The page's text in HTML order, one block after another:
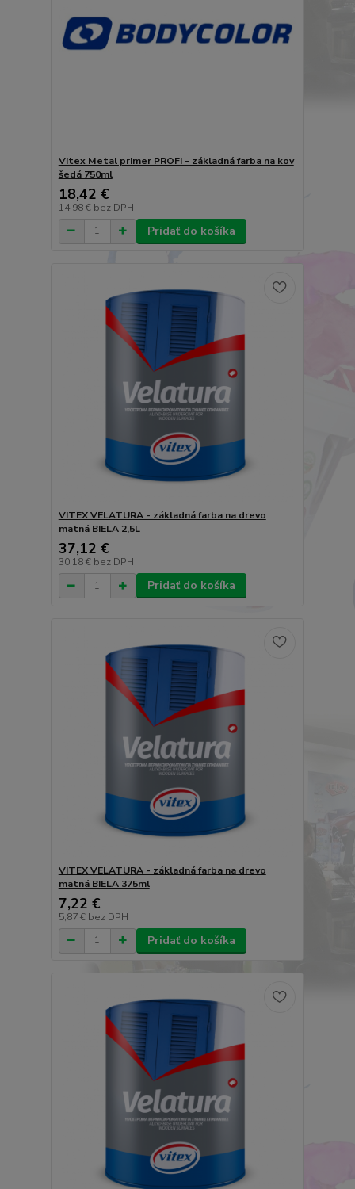
Vitex Metal primer PROFI - základná farba na kov
šedá 750ml
18,42 €
14,98 € bez DPH
Pridať do košíka
VITEX VELATURA - základná farba na drevo
matná BIELA 2,5L
37,12 €
30,18 € bez DPH
Pridať do košíka
VITEX VELATURA - základná farba na drevo
matná BIELA 375ml
7,22 €
5,87 € bez DPH
Pridať do košíka